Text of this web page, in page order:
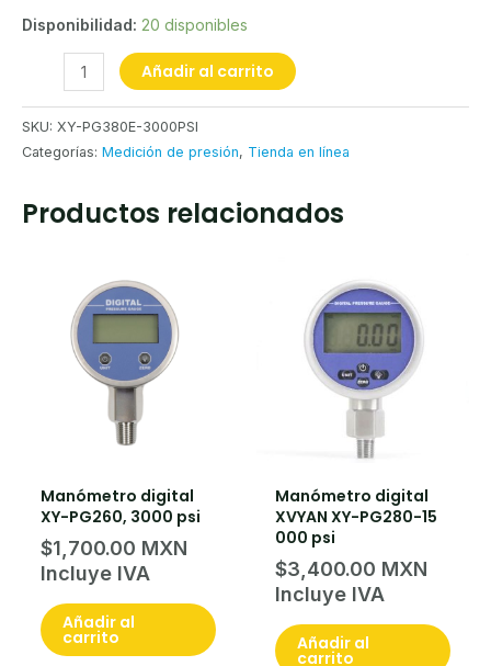
Disponibilidad: 20 disponibles
Añadir al carrito
SKU: XY-PG380E-3000PSI
Categorías: Medición de presión, Tienda en línea
Productos relacionados
Manómetro digital
XY-PG260, 3000 psi
$1,700.00
Añadir al
carrito
Manómetro digital
XVYAN XY-PG280-15
000 psi
$3,400.00
Añadir al
carrito